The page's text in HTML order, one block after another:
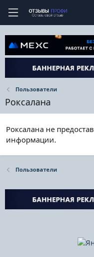
Пользователи
Роксалана
Роксалана не
информации.
Пользователи